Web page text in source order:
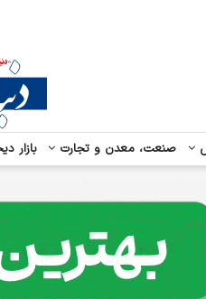
صنعت، معدن و تجارت بازار